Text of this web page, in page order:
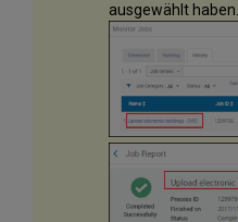
ausgewählt haben.